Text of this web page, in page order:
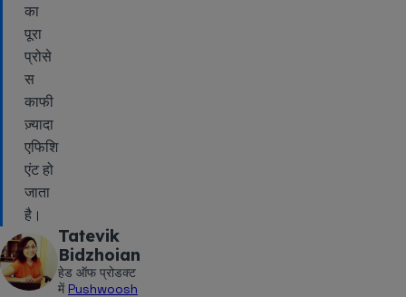
का
पूरा
प्रोसे
स
काफी
ज़्यादा
एफिशि
एंट हो
जाता
है।
Tatevik
Bidzhoian
हेड ऑफ प्रोडक्ट
में Pushwoosh